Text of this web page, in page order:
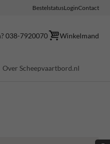
BestelstatusLoginContact
038-7920070 Winkelmand
Over Scheepvaartbord.nl